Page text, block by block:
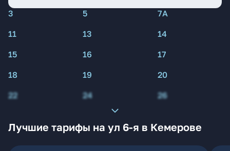
3 5
7А
11
13
14
15
16
17
18
19
20
22
24 26
Лучшие тарифы на ул 6-я в Кемерове